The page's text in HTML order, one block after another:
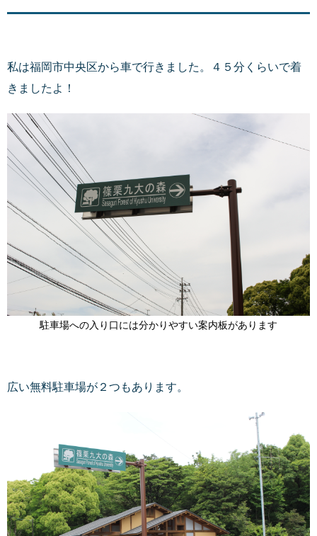
私は福岡市中央区から車で行きました。４５分くらいで着
きましたよ！
駐車場への入り口には分かりやすい案内板があります
広い無料駐車場が２つもあります。